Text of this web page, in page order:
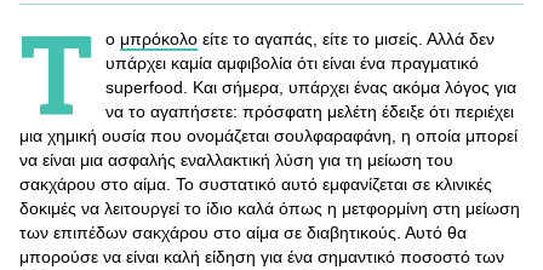
Τ ο μπρόκολο είτε το αγαπάς, είτε το μισείς. Αλλά δεν
υπάρχει καμία αμφιβολία ότι είναι ένα πραγματικό
superfood. Και σήμερα, υπάρχει ένας ακόμα λόγος για
να το αγαπήσετε: πρόσφατη μελέτη έδειξε ότι περιέχει
μια χημική ουσία που ονομάζεται σουλφαραφάνη, η οποία μπορεί
να είναι μια ασφαλής εναλλακτική λύση για τη μείωση του
σακχάρου στο αίμα. Το συστατικό αυτό εμφανίζεται σε κλινικές
δοκιμές να λειτουργεί το ίδιο καλά όπως η μετφορμίνη στη μείωση
των επιπέδων σακχάρου στο αίμα σε διαβητικούς. Αυτό θα
μπορούσε να είναι καλή είδηση για ένα σημαντικό ποσοστό των